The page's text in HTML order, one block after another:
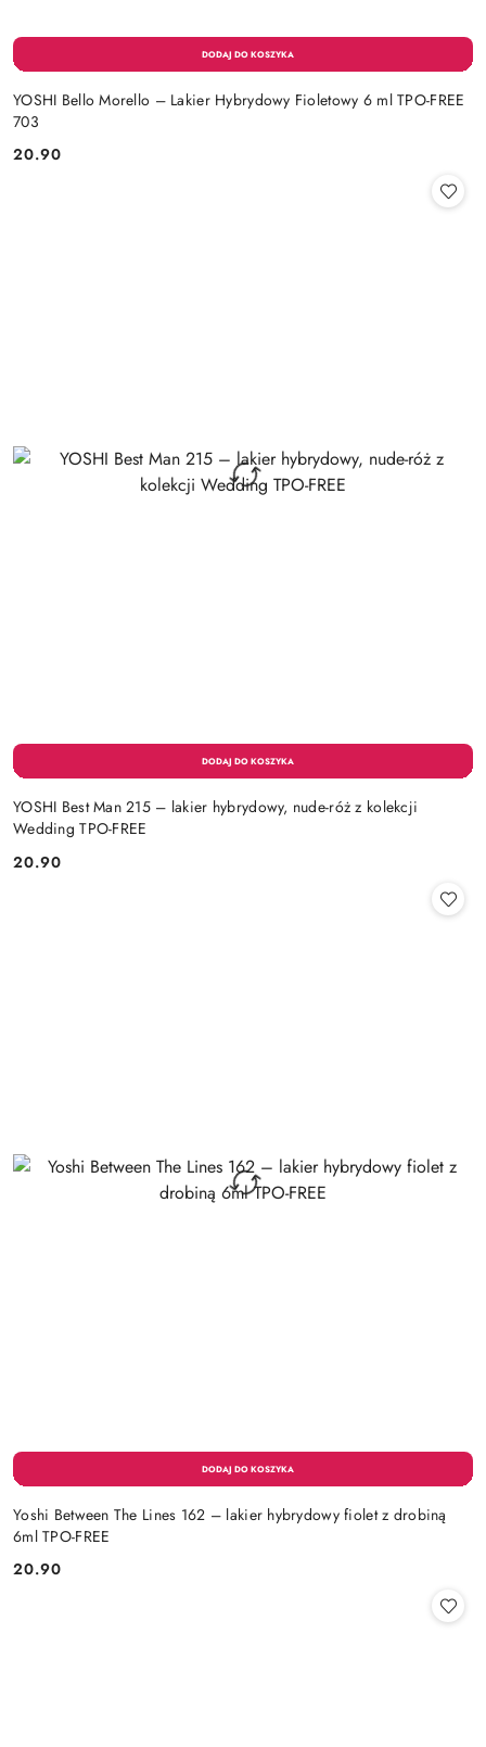
YOSHI Bello Morello – Lakier Hybrydowy Fioletowy 6 ml TPO-FREE
703
Cena:
20.90
YOSHI Best Man 215 – lakier hybrydowy, nude-róż z kolekcji
Wedding TPO-FREE
Cena:
20.90
Yoshi Between The Lines 162 – lakier hybrydowy fiolet z drobiną
6ml TPO-FREE
Cena:
20.90